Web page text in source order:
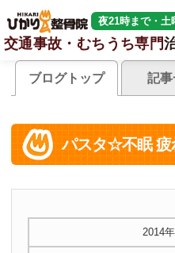
夜21時まで・土
交通事故・むちうち専門
ブログトップ 記
パスタ☆不眠 疲
2014